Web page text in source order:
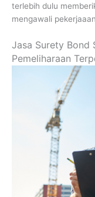
terlebih dulu
mengawali
Jasa Surety Bond
Pemeliharaan